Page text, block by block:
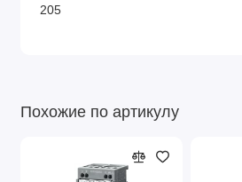
205
Похожие по артикулу